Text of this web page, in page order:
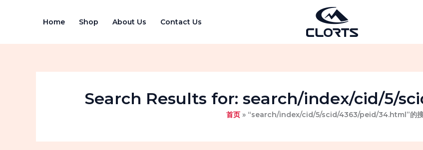
Home Shop About Us Contact Us
Search Results for: search/index/cid/5/
首页 “search/index/cid/5/scid/4363/peid/34.html”的搜